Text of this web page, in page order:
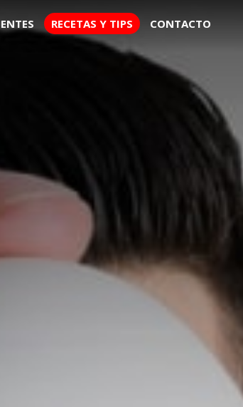
RECETAS Y TIPS CONTACTO